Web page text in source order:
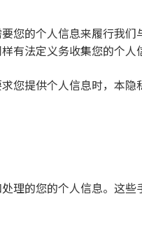
您的个人信息来履行我
有法定义务收集您的个
您提供个人信息时，本隐
的您的个人信息。这些